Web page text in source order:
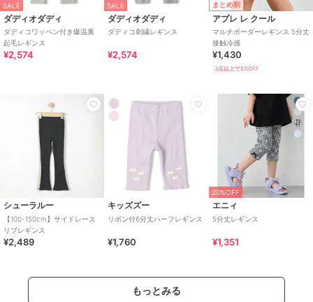
SALE
ダディオダディ
ダディコワッペン付き爆温裏
起毛レギンス
¥2,574
SALE
ダディオダディ
ダディコ刺繍レギンス
¥2,574
まとめ割
アプレ レ クール
マルチボーダーレギンス 5分丈
接触冷感
¥1,430
3点以上で5%OFF
シューラルー
【100-150cm】サイドレース
リブレギンス
¥2,489
キッズズー
リボン付6分丈ハーフレギンス
¥1,760
20%OFF
エニィ
5分丈レギンス
¥1,351
もっとみる